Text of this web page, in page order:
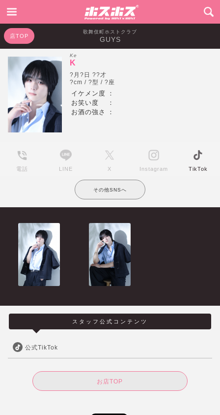
歌舞伎町ホストクラブ
GUYS
店TOP
Ke
K
?月?日 ??才
?cm / ?型 / ?座
イケメン度
：
お笑い度
：
お酒の強さ
：
電話 LINE X Instagram TikTok
その他SNSへ
スタッフ公式コンテンツ
公式TikTok
お店TOP